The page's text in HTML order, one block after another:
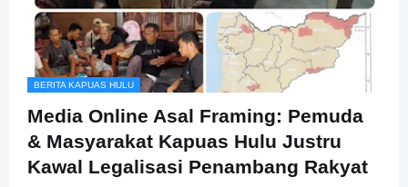
BERITA KAPUAS HULU
Media Online Asal Framing: Pemuda
& Masyarakat Kapuas Hulu Justru
Kawal Legalisasi Penambang Rakyat